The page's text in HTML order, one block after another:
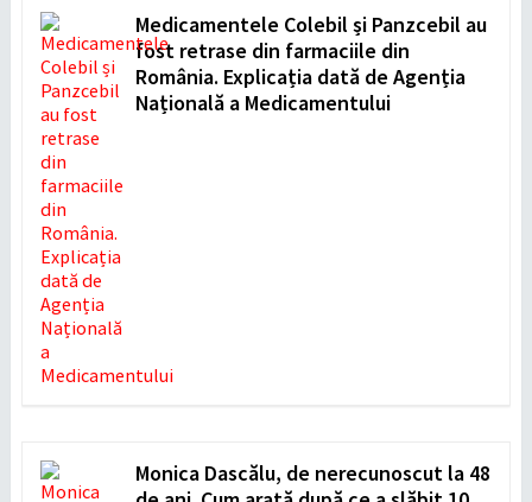
Medicamentele Colebil și Panzcebil au
fost retrase din farmaciile din
România. Explicația dată de Agenția
Națională a Medicamentului
Monica Dascălu, de nerecunoscut la 48